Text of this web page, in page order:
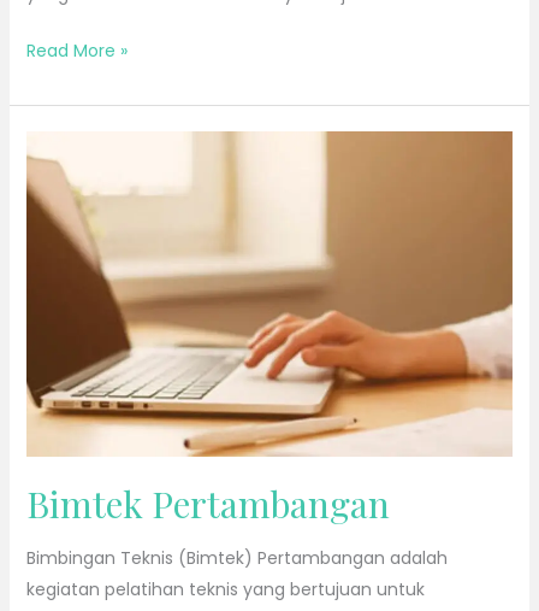
Read More »
Bimtek Pertambangan
Bimbingan Teknis (Bimtek) Pertambangan adalah
kegiatan pelatihan teknis yang bertujuan untuk
Pertambangan